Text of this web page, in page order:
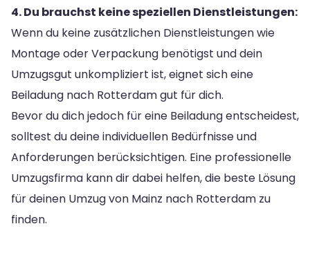
4. Du brauchst keine speziellen Dienstleistungen:
Wenn du keine zusätzlichen Dienstleistungen wie
Montage oder Verpackung benötigst und dein
Umzugsgut unkompliziert ist, eignet sich eine
Beiladung nach Rotterdam gut für dich.
Bevor du dich jedoch für eine Beiladung entscheidest,
solltest du deine individuellen Bedürfnisse und
Anforderungen berücksichtigen. Eine professionelle
Umzugsfirma kann dir dabei helfen, die beste Lösung
für deinen Umzug von Mainz nach Rotterdam zu
finden.